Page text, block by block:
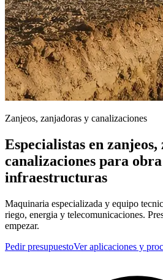
Zanjeos, zanjadoras y canalizaciones
Especialistas en
canalizaciones para
infraestructuras
Maquinaria especializada y equipo
riego, energia y telecomunicaciones.
empezar.
Pedir presupuestoVer aplicaciones y